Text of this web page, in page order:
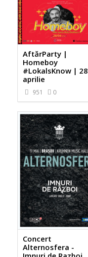
AftărParty |
Homeboy
#LokalsKnow | 28
aprilie
951 0
Concert
Alternosfera -